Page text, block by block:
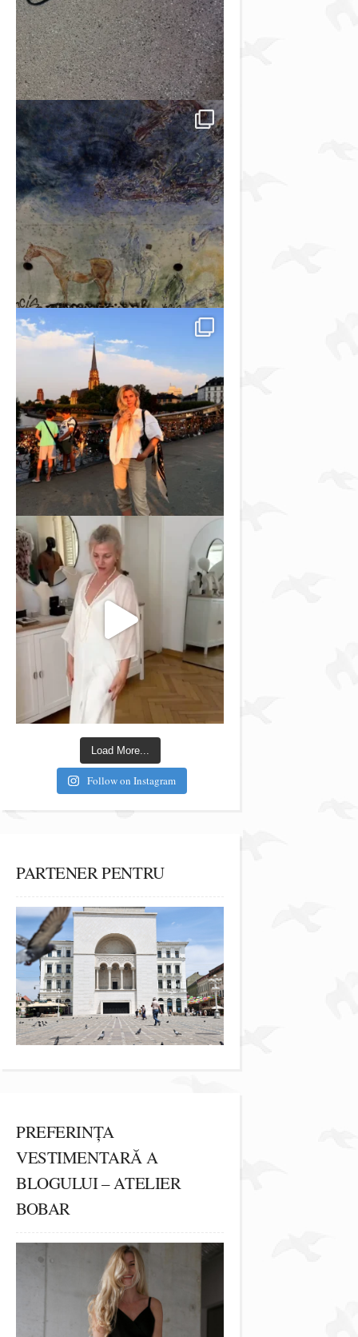
Load More...
Follow on Instagram
PARTENER PENTRU
PREFERINȚA
VESTIMENTARĂ A
BLOGULUI – ATELIER
BOBAR